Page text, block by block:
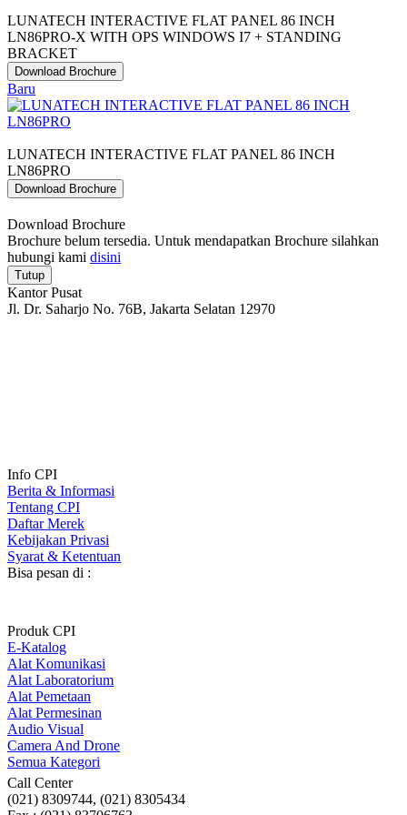
LUNATECH INTERACTIVE FLAT PANEL 86 INCH
LN86PRO-X WITH OPS WINDOWS I7 + STANDING
BRACKET
Download Brochure
Baru
LUNATECH INTERACTIVE FLAT PANEL 86 INCH
LN86PRO
Download Brochure
Download Brochure
Brochure belum tersedia. Untuk mendapatkan Brochure silahkan
hubungi kami disini
Tutup
Kantor Pusat
Jl. Dr. Saharjo No. 76B, Jakarta Selatan 12970
Info CPI
Berita & Informasi
Tentang CPI
Daftar Merek
Kebijakan Privasi
Syarat & Ketentuan
Bisa pesan di :
Produk CPI
E-Katalog
Alat Komunikasi
Alat Laboratorium
Alat Pemetaan
Alat Permesinan
Audio Visual
Camera And Drone
Semua Kategori
Call Center
(021) 8309744, (021) 8305434